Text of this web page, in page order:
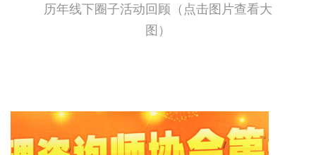
历年线下圈子活动回顾（点击图片查看大
图）